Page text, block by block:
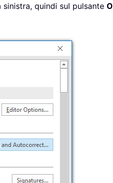
sinistra, quindi sul pulsante